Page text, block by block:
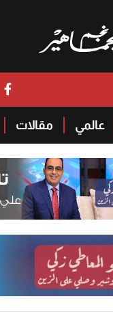
عالمي مقالات